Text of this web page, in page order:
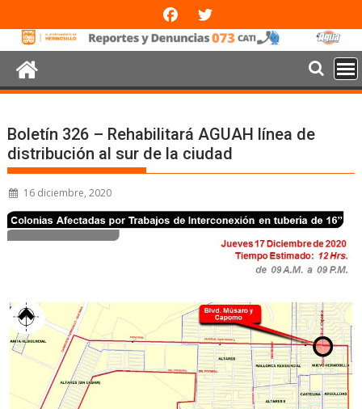
Boletín 326 – Rehabilitará AGUAH línea de
distribución al sur de la ciudad
16 diciembre, 2020